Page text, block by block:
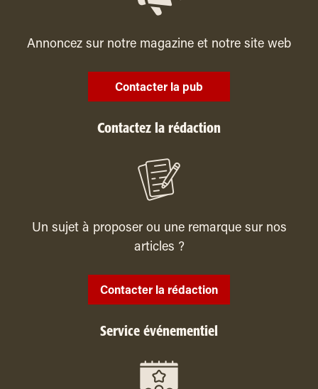
Annoncez sur notre magazine et notre site web
Contacter la pub
Contactez la rédaction
Un sujet à proposer ou une remarque sur nos
articles ?
Contacter la rédaction
Service événementiel